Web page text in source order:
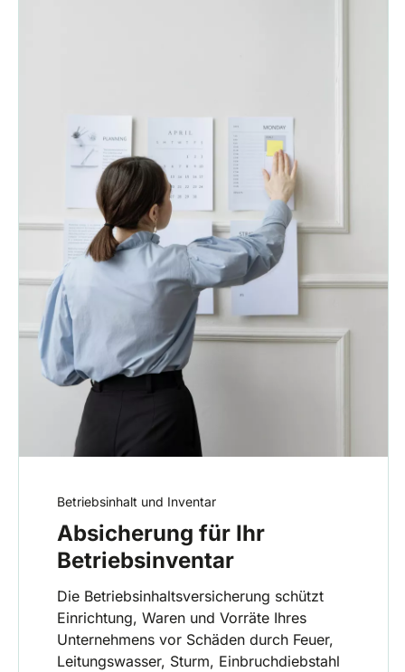
Betriebsinhalt und Inventar
Absicherung für Ihr
Betriebsinventar
Die Betriebsinhaltsversicherung schützt
Einrichtung, Waren und Vorräte Ihres
Unternehmens vor Schäden durch Feuer,
Leitungswasser, Sturm, Einbruchdiebstahl